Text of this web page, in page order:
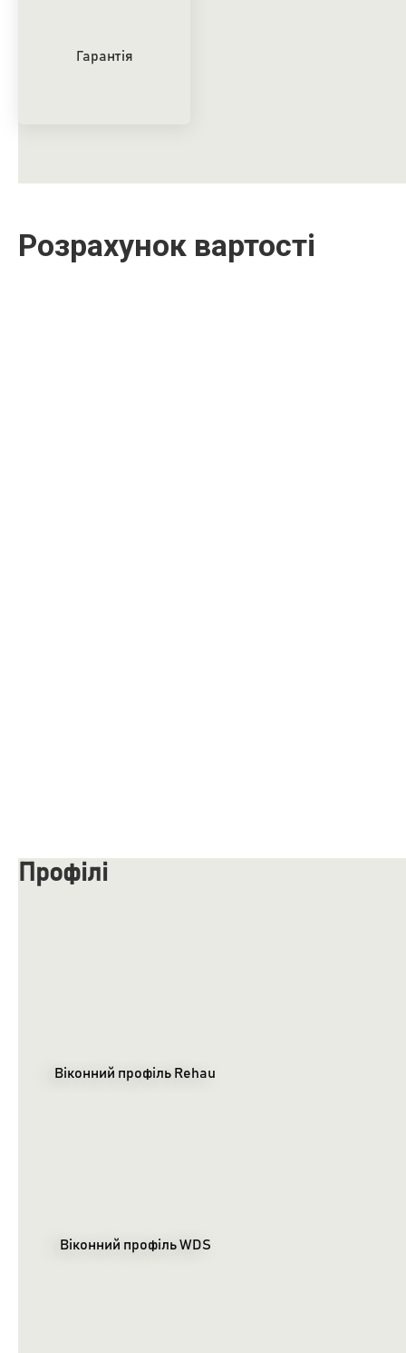
Гарантія
Розрахунок вартості
Профілі
Віконний профіль Rehau
Віконний профіль WDS